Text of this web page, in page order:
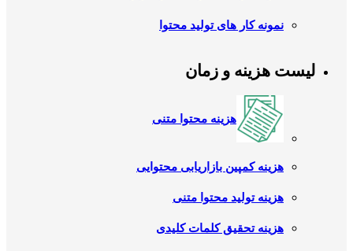
نمونه کار های تولید محتوا
لیست هزینه و زمان
هزینه محتوا متنی
هزینه کمپین بازاریابی محتوایی
هزینه تولید محتوا متنی
هزینه تحقیق کلمات کلیدی